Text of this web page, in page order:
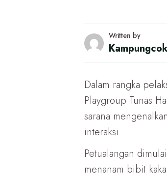
Written by
Dalam rangka
Playgroup Tunas
sarana
interaksi.
Petualangan
menanam bibit